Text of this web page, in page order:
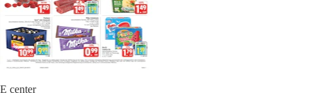
E center